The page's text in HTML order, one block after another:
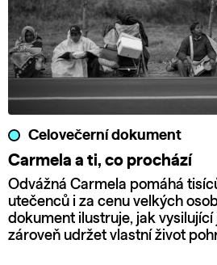
Celovečerní dokument
Carmela a ti, co prochází
Odvážná Carmela pomáhá
utečenců i za cenu velkých
dokument ilustruje, jak vysilující
zároveň udržet vlastní život